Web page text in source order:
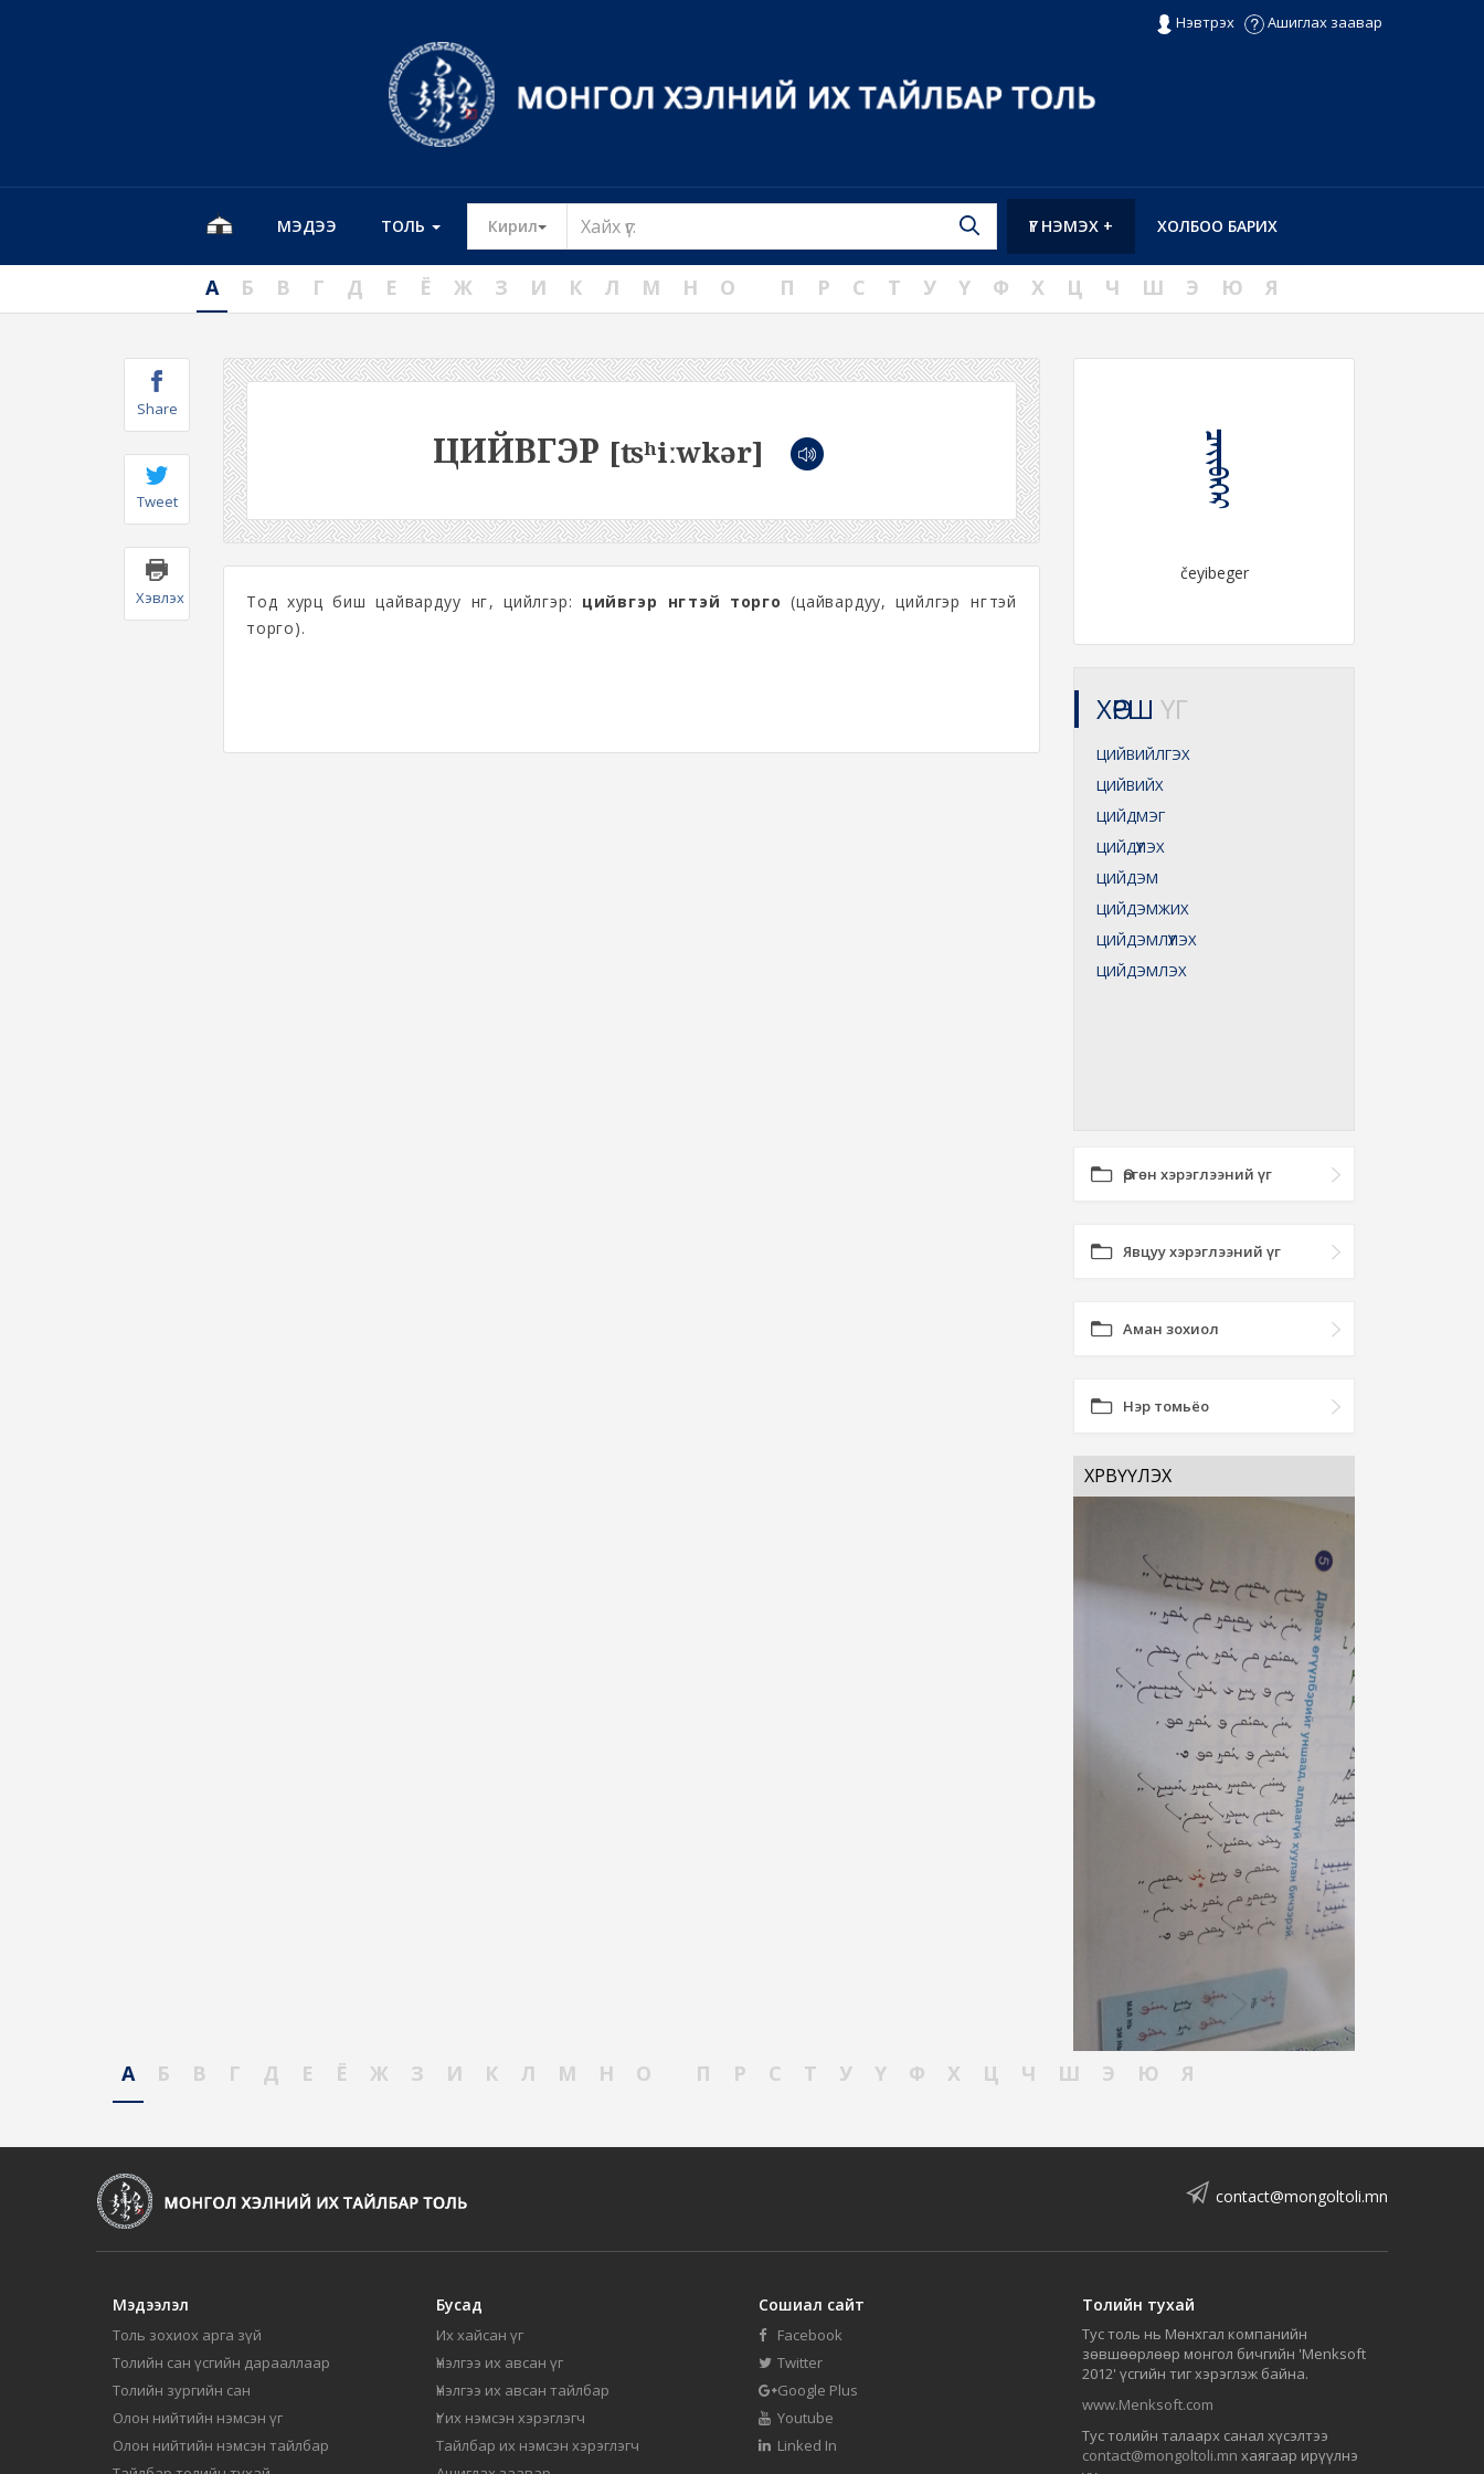
Нэвтрэх Ашиглах заавар
МЭДЭЭ ТОЛЬ Кирил Toggle Dropdown ХОЛБОО БАРИХ
ҮГ НЭМЭХ +
А Б В Г Д Е Ё Ж З И К Л М Н О П Р С Т У Ү Ф Х Ц Ч Ш Э Ю Я
Share
Tweet
Хэвлэх
ЦИЙВГЭР [ʦʰiːwkər]
Тод хурц биш цайвардуу өнгө, цийлгэр: цийвгэр өнгөтэй торго (цайвардуу, цийлгэр өнгөтэй
торго).
ᠴᠡᠶᠢᠪᠡᠭᠡᠷ
čeyibeger
ХӨРШ ҮГ
ЦИЙВИЙЛГЭХ
ЦИЙВИЙХ
ЦИЙДМЭГ
ЦИЙДҮҮЛЭХ
ЦИЙДЭМ
ЦИЙДЭМЖИХ
ЦИЙДЭМЛҮҮЛЭХ
ЦИЙДЭМЛЭХ
Өргөн хэрэглээний үг
Явцуу хэрэглээний үг
Аман зохиол
Нэр томьёо
ХӨРВҮҮЛЭХ
А Б В Г Д Е Ё Ж З И К Л М Н О П Р С Т У Ү Ф Х Ц Ч Ш Э Ю Я
contact@mongoltoli.mn
Мэдээлэл
Толь зохиох арга зүй
Толийн сан үсгийн дарааллаар
Толийн зургийн сан
Олон нийтийн нэмсэн үг
Олон нийтийн нэмсэн тайлбар
Бусад
Их хайсан үг
Үнэлгээ их авсан үг
Үнэлгээ их авсан тайлбар
Үг их нэмсэн хэрэглэгч
Тайлбар их нэмсэн хэрэглэгч
Сошиал сайт
Facebook
Twitter
Google Plus
Youtube
Linked In
Толийн тухай
Тус толь нь Мөнхгал компанийн
зөвшөөрлөөр монгол бичгийн 'Menksoft
2012' үсгийн тиг хэрэглэж байна.
www.Menksoft.com
Тус толийн талаарх санал хүсэлтээ
contact@mongoltoli.mn хаягаар ирүүлнэ